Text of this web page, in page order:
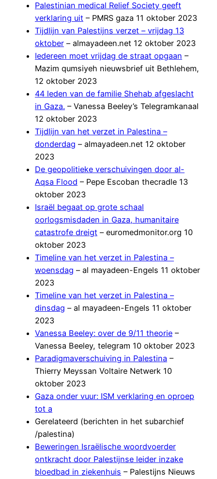
Palestinian medical Relief Society geeft
verklaring uit – PMRS gaza 11 oktober 2023
Tijdlijn van Palestijns verzet – vrijdag 13
oktober – almayadeen.net 12 oktober 2023
Iedereen moet vrijdag de straat opgaan –
Mazim qumsiyeh nieuwsbrief uit Bethlehem,
12 oktober 2023
44 leden van de familie Shehab afgeslacht
in Gaza. – Vanessa Beeley’s Telegramkanaal
12 oktober 2023
Tijdlijn van het verzet in Palestina –
donderdag – almayadeen.net 12 oktober
2023
De geopolitieke verschuivingen door al-
Aqsa Flood – Pepe Escoban thecradle 13
oktober 2023
Israël begaat op grote schaal
oorlogsmisdaden in Gaza, humanitaire
catastrofe dreigt – euromedmonitor.org 10
oktober 2023
Timeline van het verzet in Palestina –
woensdag – al mayadeen-Engels 11 oktober
2023
Timeline van het verzet in Palestina –
dinsdag – al mayadeen-Engels 11 oktober
2023
Vanessa Beeley: over de 9/11 theorie –
Vanessa Beeley, telegram 10 oktober 2023
Paradigmaverschuiving in Palestina –
Thierry Meyssan Voltaire Netwerk 10
oktober 2023
Gaza onder vuur: ISM verklaring en oproep
tot a
Gerelateerd (berichten in het subarchief
/palestina)
Beweringen Israëlische woordvoerder
ontkracht door Palestijnse leider inzake
bloedbad in ziekenhuis – Palestijns Nieuws